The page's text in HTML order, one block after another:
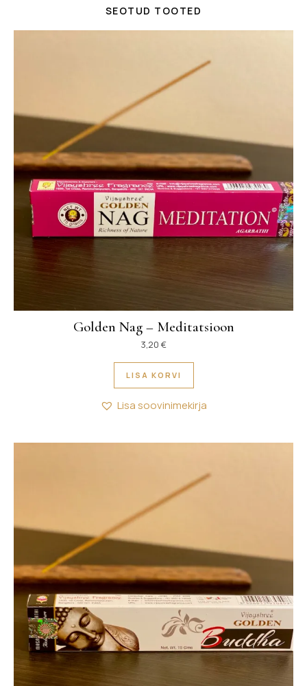
SEOTUD TOOTED
Golden Nag – Meditatsioon
3,20 €
LISA KORVI
Lisa soovinimekirja